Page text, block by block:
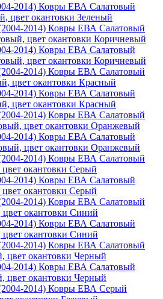
2014) Ковры ЕВА Салатовый
цвет окантовки Зеленый
2014) Ковры ЕВА Салатовый
цвет окантовки Коричневый
2014) Ковры ЕВА Салатовый
цвет окантовки Красный
2014) Ковры ЕВА Салатовый
цвет окантовки Оранжевый
2014) Ковры ЕВА Салатовый
окантовки Серый
2014) Ковры ЕВА Салатовый
окантовки Синий
2014) Ковры ЕВА Салатовый
цвет окантовки Черный